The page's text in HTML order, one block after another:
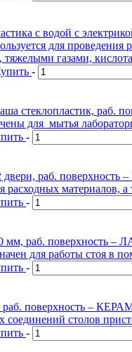
с водой с
для проведения
газами,
-
стеклопластик,
для мытья
-
раб.
расходных материалов,
-
мм, раб. поверхность
для работы стоя в
-
поверхность –
соединений столов
-